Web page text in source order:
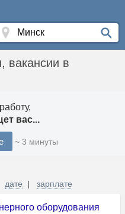
вакансии в
вас...
~ 3 минуты
дате | зарплате
оборудования